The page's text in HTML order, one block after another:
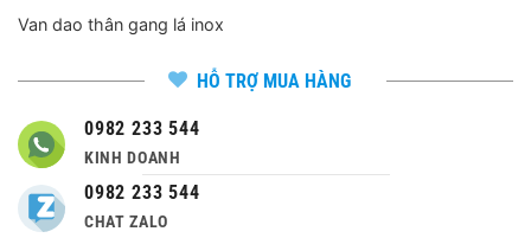
Van dao thân gang lá inox
HỖ TRỢ MUA HÀNG
0982 233 544
KINH DOANH
0982 233 544
CHAT ZALO